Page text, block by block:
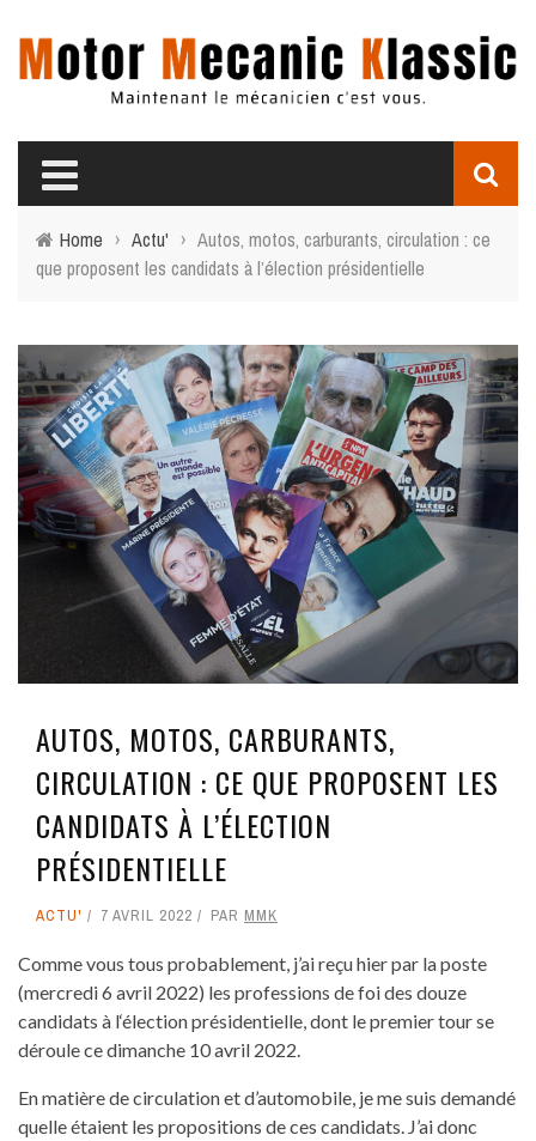
Home › Actu' › Autos, motos, carburants, circulation : ce
que proposent les candidats à l’élection présidentielle
AUTOS, MOTOS, CARBURANTS,
CIRCULATION : CE QUE PROPOSENT LES
CANDIDATS À L’ÉLECTION
PRÉSIDENTIELLE
ACTU' 7 AVRIL 2022 PAR MMK
Comme vous tous probablement, j’ai reçu hier par la poste
(mercredi 6 avril 2022) les professions de foi des douze
candidats à l‘élection présidentielle, dont le premier tour se
déroule ce dimanche 10 avril 2022.
En matière de circulation et d’automobile, je me suis demandé
quelle étaient les propositions de ces candidats. J’ai donc